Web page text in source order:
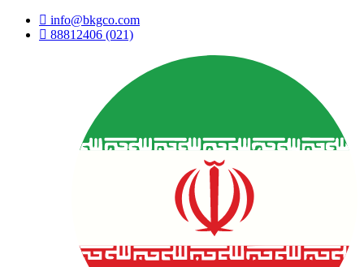
info@bkgco.com
88812406 (021)